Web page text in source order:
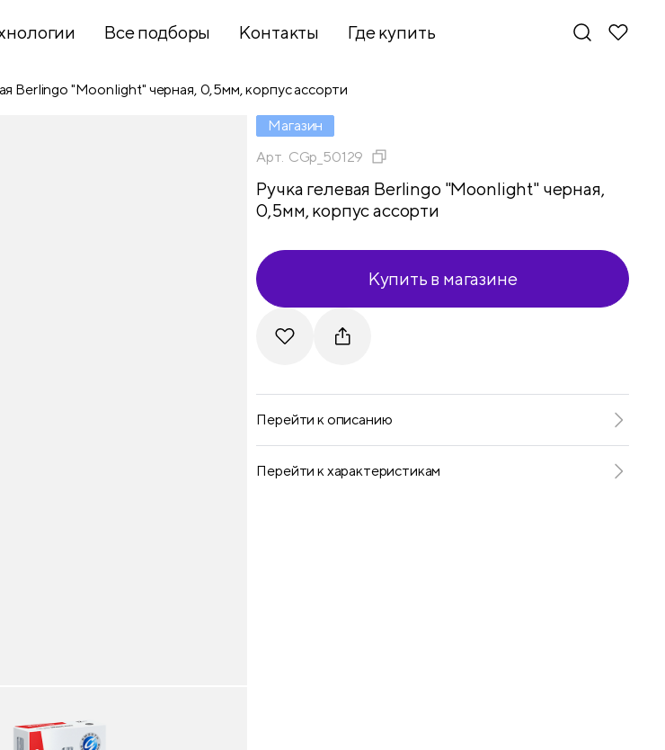
Новинки
Все подборы Контакты Где купить
Berlingo "Moonlight" черная, 0,5мм, корпус ассорти
Магазин
Арт. CGp_50129
Ручка гелевая Berlingo "Moonlight" черная,
0,5мм, корпус ассорти
Купить в магазине
Telegram
VKontakte
Перейти к описанию
Перейти к характеристикам